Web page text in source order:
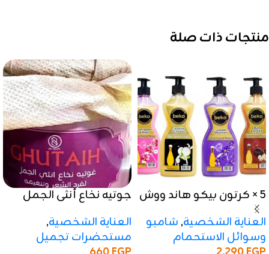
منتجات ذات صلة
5 × كرتون بيكو هاند ووش
مل
العناية الشخصية, شامبو
وسوائل الاستحمام
جوتيه نخاع أنثى الجمل
العناية الشخصية,
مستحضرات تجميل